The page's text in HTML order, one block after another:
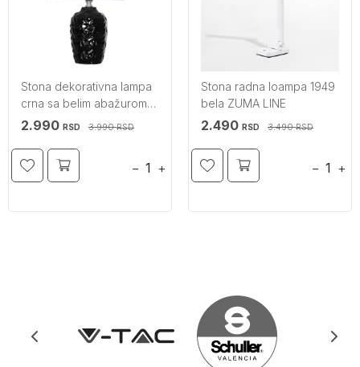
Stona dekorativna lampa
crna sa belim abažurom
1xE14 ZUMA LINE
2.990 RSD 3.990RSD
− +
Stona radna loampa 1949
bela ZUMA LINE
2.490 RSD 3.490RSD
− +